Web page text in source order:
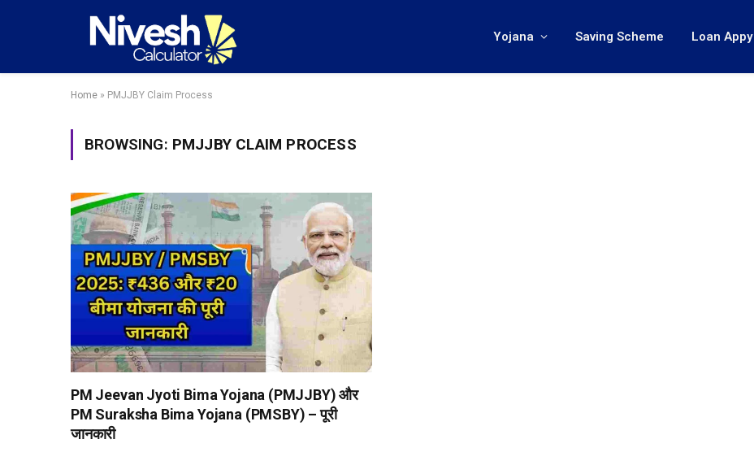
Yojana Saving Scheme Loan Appy
Home » PMJJBY Claim Process
BROWSING: PMJJBY CLAIM PROCESS
PM Jeevan Jyoti Bima Yojana (PMJJBY) और
PM Suraksha Bima Yojana (PMSBY) – पूरी
जानकारी